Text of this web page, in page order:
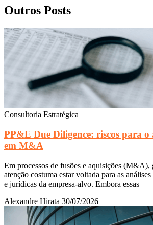
Outros Posts
Consultoria Estratégica
PP&E Due Diligence: riscos para
em M&A
Em processos de fusões e aquisições (M&A),
atenção costuma estar voltada para as
e jurídicas da empresa-alvo. Embora essas
Alexandre Hirata 30/07/2026